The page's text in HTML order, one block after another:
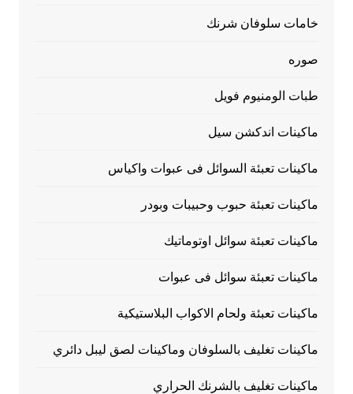
خامات سلوفان شرنك
صوره
طبات الومنيوم فويل
ماكينات اندكشن سيل
ماكينات تعبئة السوائل فى عبوات واكياس
ماكينات تعبئة حبوب وحبيبات وبودر
ماكينات تعبئة سوائل اوتوماتيك
ماكينات تعبئة سوائل فى عبوات
ماكينات تعبئة ولحام الاكواب البلاستيكية
ماكينات تغليف بالسلوفان وماكينات لصق ليبل دائري
ماكينات تغليف بالشرنك الحراري